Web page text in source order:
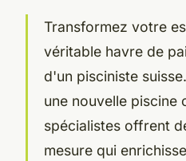
Transformez votre
véritable havre de
d'un pisciniste
une nouvelle piscine
spécialistes offrent
mesure qui